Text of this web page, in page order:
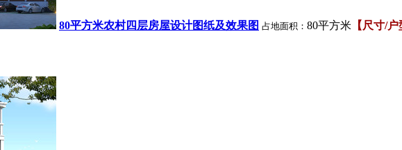
80平方米农村四层房屋设计图纸及效果图 占地面积： 80平方米 【尺寸/户